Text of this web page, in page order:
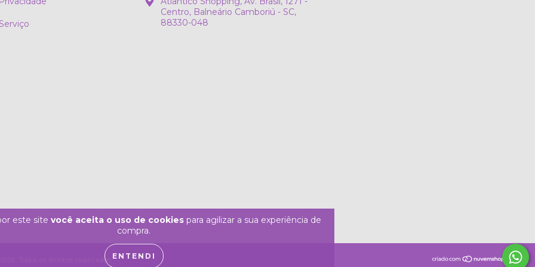
este site você aceita o uso de cookies para agilizar a sua experiência de
compra.
ENTENDI
Centro, Balneário Camboriú - SC,
88330-048
Todos os direitos reservados.